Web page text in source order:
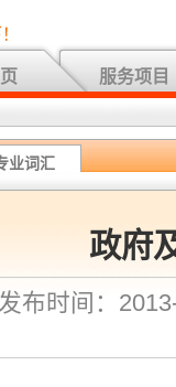
服务项目
业词汇
政府
发布时间：